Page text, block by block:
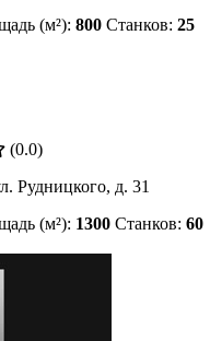
(м²): 800 Станков: 25
(0.0)
Рудницкого, д. 31
(м²): 1300 Станков: 60